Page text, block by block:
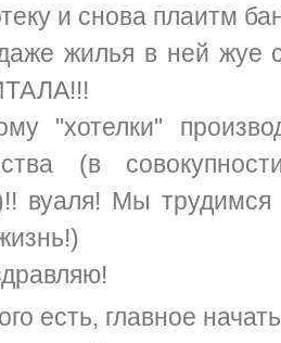
и снова плаитм
жилья в ней жуе
"хотелки"
(в
вуаля! Мы трудимся
есть, главное